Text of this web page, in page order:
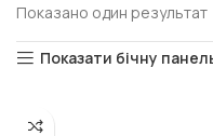
Показано один результат
Показати бічну